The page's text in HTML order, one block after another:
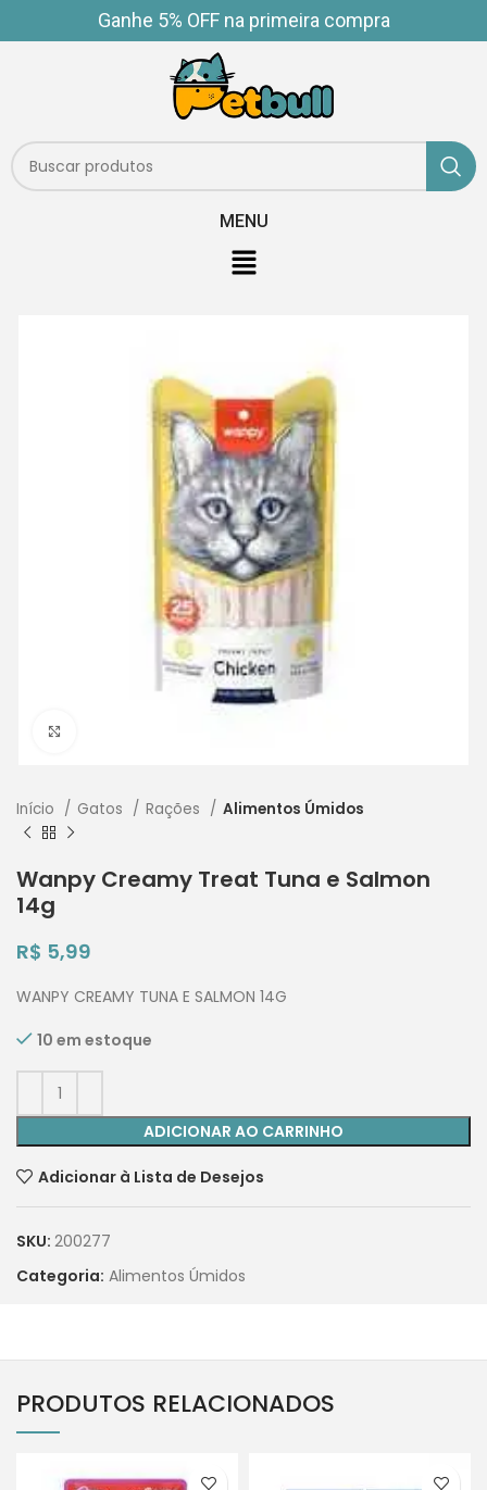
Ganhe 5% OFF na primeira compra
MENU
Início Gatos Rações Alimentos Úmidos
Wanpy Creamy Treat Tuna e Salmon
14g
R$ 5,99
WANPY CREAMY TUNA E SALMON 14G
10 em estoque
ADICIONAR AO CARRINHO
Adicionar à Lista de Desejos
SKU: 200277
Categoria: Alimentos Úmidos
PRODUTOS RELACIONADOS